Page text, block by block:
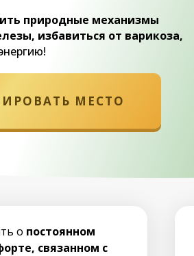
природные механизмы
избавиться от варикоза,
МЕСТО
о постоянном
связанном с